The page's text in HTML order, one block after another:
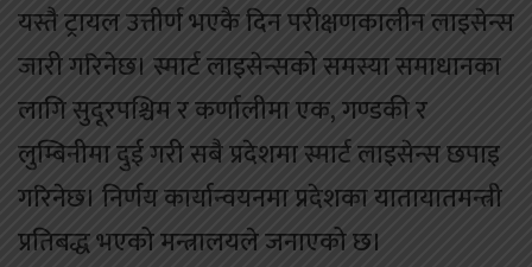
यस्तै ट्रायल उत्तीर्ण भएकै दिन परीक्षणकालीन लाइसेन्स
जारी गरिनेछ। स्मार्ट लाइसेन्सको समस्या समाधानका
लागि सुदूरपश्चिम र कर्णालीमा एक, गण्डकी र
लुम्बिनीमा दुई गरी सबै प्रदेशमा स्मार्ट लाइसेन्स छपाइ
गरिनेछ। निर्णय कार्यान्वयनमा प्रदेशका यातायातमन्त्री
प्रतिबद्ध भएको मन्त्रालयले जनाएको छ।